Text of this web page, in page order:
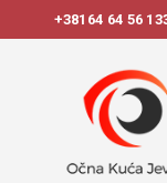
+38164 64 56